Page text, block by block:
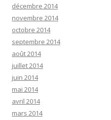
décembre 2014
novembre 2014
octobre 2014
septembre 2014
août 2014
juillet 2014
juin 2014
mai 2014
avril 2014
mars 2014